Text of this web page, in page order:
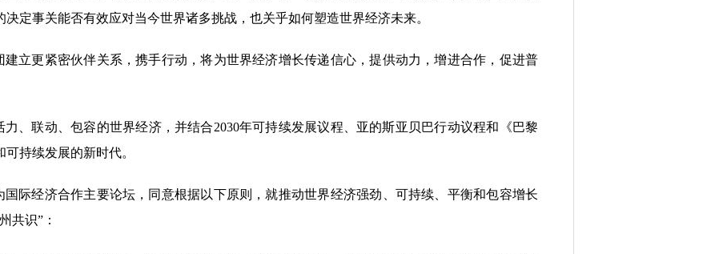
定事关能否有效应对当今世界诸多挑战，也关乎如何塑造世界经济未来。
更紧密伙伴关系，携手行动，将为世界经济增长传递信心，提供动力，增进合作，促进普
联动、包容的世界经济，并结合2030年可持续发展议程、亚的斯亚贝巴行动议程和《巴黎
持续发展的新时代。
经济合作主要论坛，同意根据以下原则，就推动世界经济强劲、可持续、平衡和包容增长
共识”：